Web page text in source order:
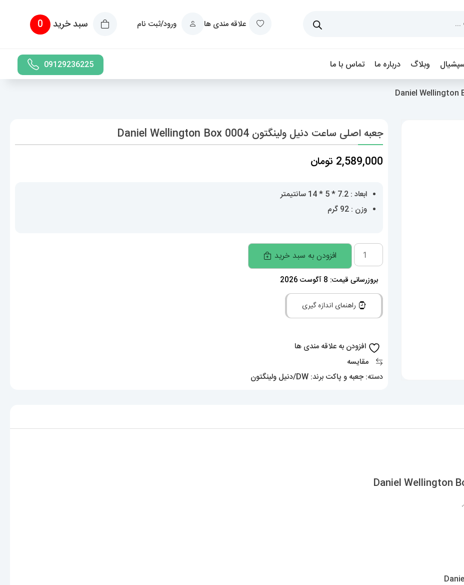
علاقه مندی ها ورود/ثبت نام سبد خرید 0
وبلاگ درباره ما تماس با ما 09129236225
جعبه اصلی ساعت دنیل ولینگتون 0004 Daniel Wellington Box
2,589,000 تومان
ابعاد : 7.2 * 5 * 14 سانتیمتر
وزن : 92 گرم
جعبه
اصلی
ساعت
دنیل
ولینگتون
Daniel
Wellington
افزودن به سبد خرید
بروزرسانی قیمت: 8 آگوست 2026
راهنمای اندازه گیری
افزودن به علاقه مندی ها
مقایسه
دسته: جعبه و پاکت برند: DW/دنیل ولینگتون